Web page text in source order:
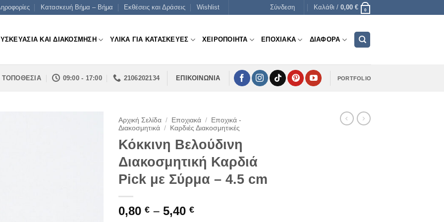
Κατασκευή Βήμα – Βήμα Εκθέσεις και Δράσεις Wishlist Σύνδεση Καλάθι / 0,00 € 0
ΚΑΙ ΔΙΑΚΟΣΜΗΣΗ ΥΛΙΚΑ ΓΙΑ ΚΑΤΑΣΚΕΥΕΣ ΧΕΙΡΟΠΟΙΗΤΑ ΕΠΟΧΙΑΚΑ ΔΙΑΦΟΡΑ
ΤΟΠΟΘΕΣΙΑ 09:00 - 17:00 2106202134 ΕΠΙΚΟΙΝΩΝΙΑ PORTFOLIO
Αρχική Σελίδα / Εποχιακά /
Εποχικά -
Διακοσμητικά / Καρδιές Διακοσμητικές
Κόκκινη Βελούδινη
Διακοσμητική Καρδιά
Pick με Σύρμα – 4.5 cm
0,80 € – 5,40 €Price